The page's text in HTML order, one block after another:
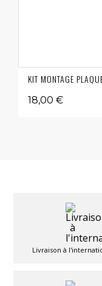
KIT MONTAGE
18,00 €
Livraison à